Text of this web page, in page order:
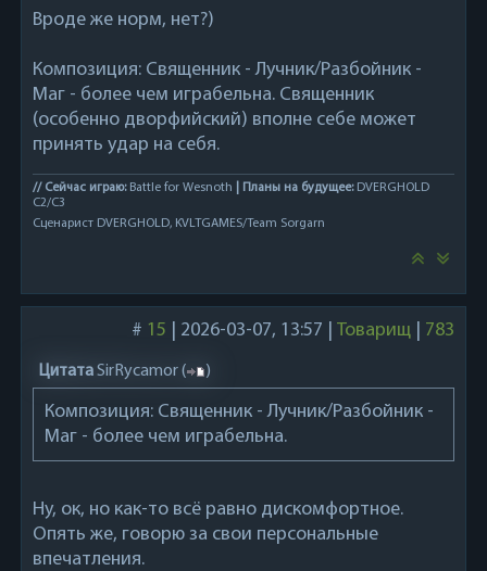
Вроде же норм, нет?)
Композиция: Священник - Лучник/Разбойник -
Маг - более чем играбельна. Священник
(особенно дворфийский) вполне себе может
принять удар на себя.
// Сейчас играю:Battle for Wesnoth | Планы на будущее:DVERGHOLD
C2/C3
Сценарист DVERGHOLD, KVLTGAMES/Team Sorgarn
# 15 2026-03-07, 13:57 Товарищ| 783
ЦитатаSirRycamor( )
Композиция: Священник - Лучник/Разбойник -
Маг - более чем играбельна.
Ну, ок, но как-то всё равно дискомфортное.
Опять же, говорю за свои персональные
впечатления.